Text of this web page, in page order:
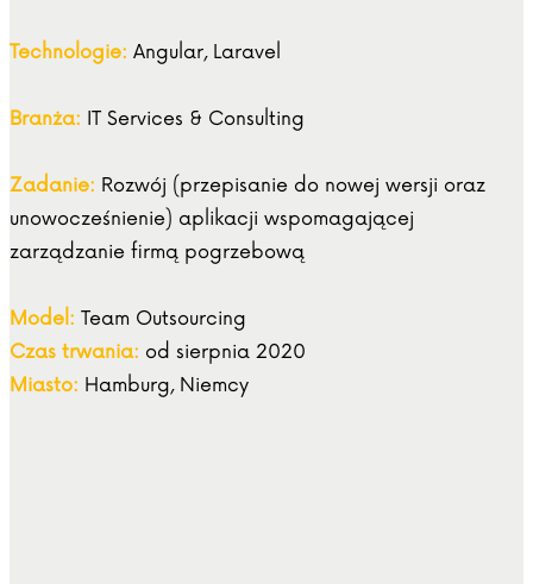
Technologie: Angular, Laravel
Branża: IT Services & Consulting
Zadanie: Rozwój (przepisanie do nowej wersji oraz
unowocześnienie) aplikacji wspomagającej
zarządzanie firmą pogrzebową
Model: Team Outsourcing
Czas trwania: od sierpnia 2020
Miasto: Hamburg, Niemcy